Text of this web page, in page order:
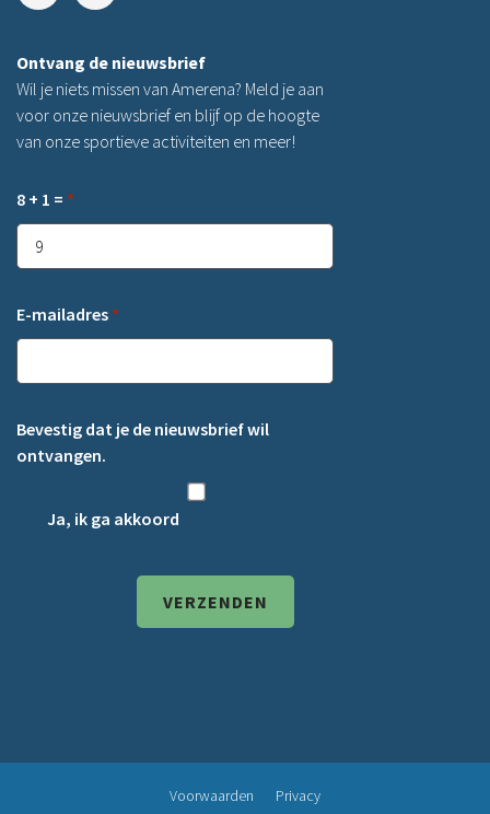
Ontvang de nieuwsbrief
Wil je niets missen van Amerena? Meld je aan
voor onze nieuwsbrief en blijf op de hoogte
van onze sportieve activiteiten en meer!
8 + 1 = *
E-mailadres *
Bevestig dat je de nieuwsbrief wil
ontvangen.
Ja, ik ga akkoord
Voorwaarden Privacy